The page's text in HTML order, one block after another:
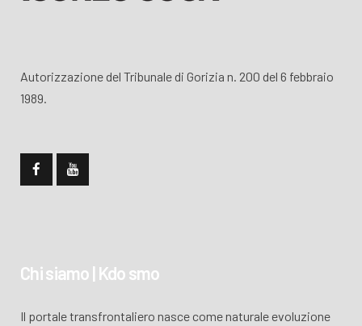
Autorizzazione del Tribunale di Gorizia n. 200 del 6 febbraio
1989.
Chi siamo | Kdo smo
Il portale transfrontaliero nasce come naturale evoluzione